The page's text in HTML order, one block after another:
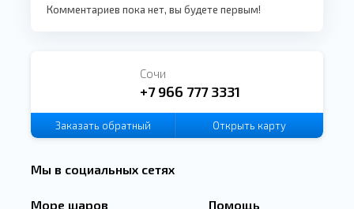
Комментариев пока нет, вы будете первым!
Сочи
+7 966 777 3331
Заказать обратный
Открыть карту
Мы в социальных сетях
Море шаров Помощь